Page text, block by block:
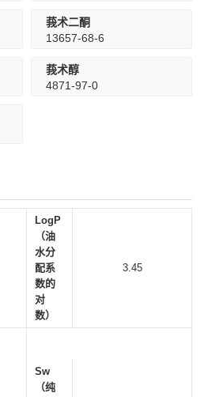
莪术二酮
13657-68-6
莪术醇
4871-97-0
LogP
（油
水分
配系
数的
对
数）
3.45
Sw
（纯